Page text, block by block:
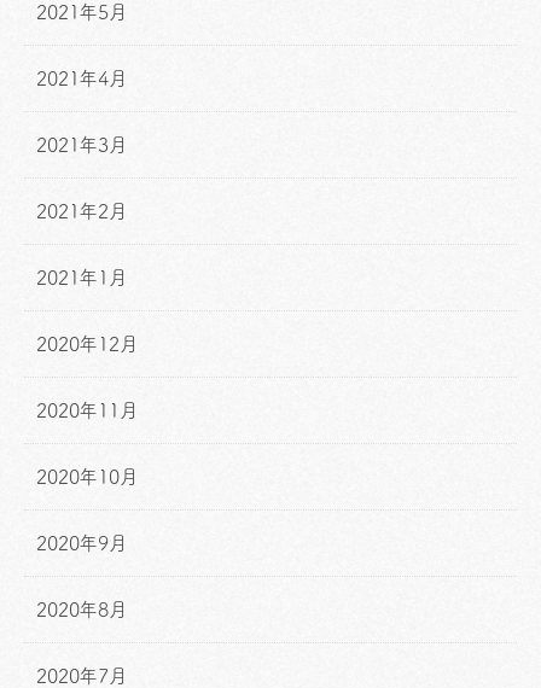
2021年5月
2021年4月
2021年3月
2021年2月
2021年1月
2020年12月
2020年11月
2020年10月
2020年9月
2020年8月
2020年7月